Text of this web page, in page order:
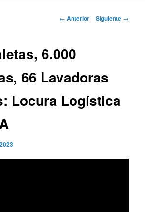
Navegación
← Anterior Siguiente →
6.000
66 Lavadoras
Locura Logística